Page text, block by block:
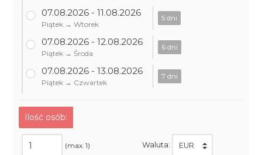
07.08.2026 - 11.08.2026
Piątek → Wtorek
5 dni
07.08.2026 - 12.08.2026
Piątek → Środa
6 dni
07.08.2026 - 13.08.2026
Piątek → Czwartek
7 dni
Ilość osób:
(max. 1) Waluta: